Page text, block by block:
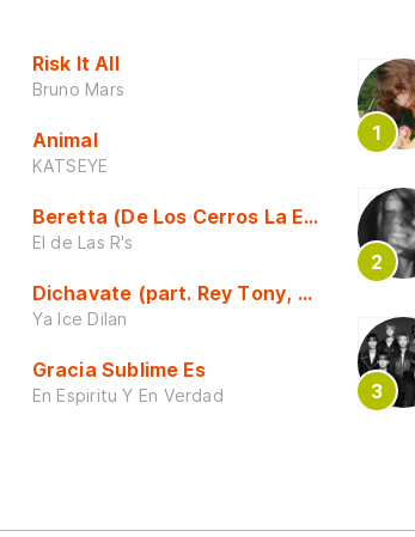
Risk It All
Bruno Mars
Animal
KATSEYE
Beretta (De Los Cerros La Escuela)
El de Las R's
Dichavate (part. Rey Tony, Dj Honda y
Ya Ice Dilan
Gracia Sublime Es
En Espiritu Y En Verdad